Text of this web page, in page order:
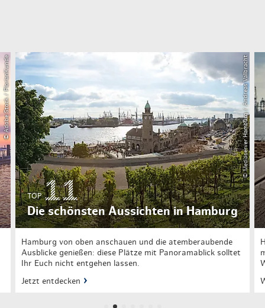
© Adobe Stock / FlorianKunde © Mediaserver Hamburg / Andreas Vallbracht
TOP
Die schönsten Aussichten in Hamburg
Hamburg von oben anschauen und die atemberaubende
Ausblicke genießen: diese Plätze mit Panoramablick solltet
Ihr Euch nicht entgehen lassen.
Jetzt entdecken